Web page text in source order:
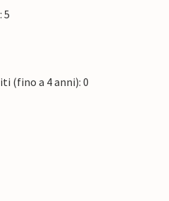
5
(fino a 4 anni): 0